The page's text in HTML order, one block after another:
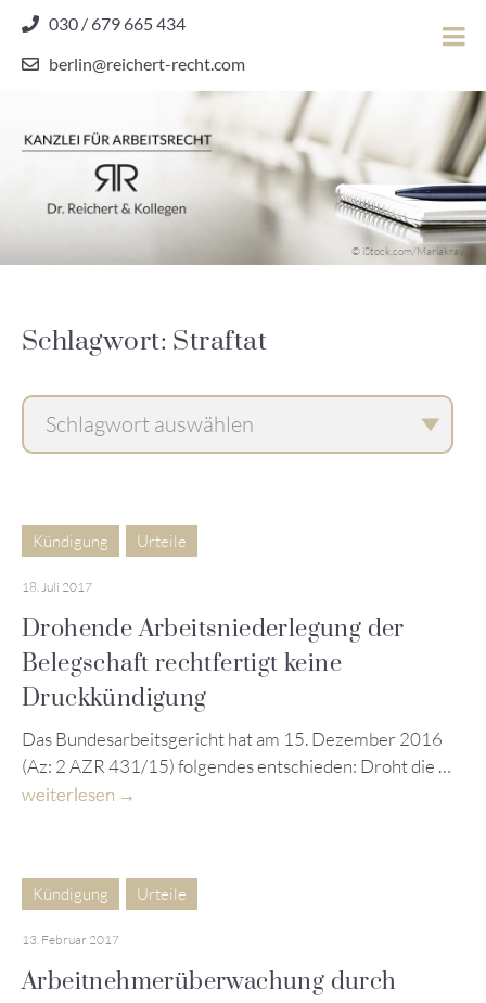
content
030 / 679 665 434
berlin@reichert-recht.com
Dr.
Reichert
Arbeitsrecht
© iStock.com/Mariakray
Schlagwort: Straftat
Kündigung Urteile
18. Juli 2017
Drohende Arbeitsniederlegung der
Belegschaft rechtfertigt keine
Druckkündigung
Das Bundesarbeitsgericht hat am 15. Dezember 2016
(Az: 2 AZR 431/15) folgendes entschieden: Droht die …
weiterlesen
Kündigung Urteile
13. Februar 2017
Arbeitnehmerüberwachung durch